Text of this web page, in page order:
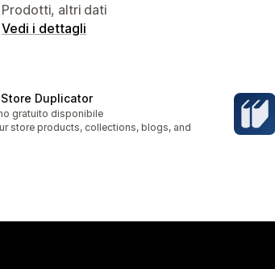
Prodotti, altri dati
Vedi i dettagli
Duplicator
gratuito disponibile
store products, collections, blogs, and